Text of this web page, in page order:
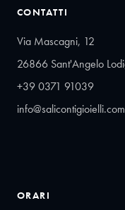
CONTATTI
Via Mascagni, 12
26866 Sant'Angelo
+39 0371 91039
info@salicontigioielli.com
ORARI